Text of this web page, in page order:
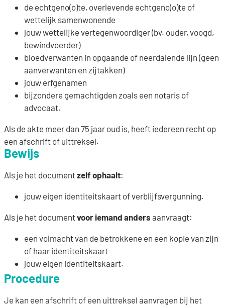
de echtgeno(o)te, overlevende echtgeno(o)te of
wettelijk samenwonende
jouw wettelijke vertegenwoordiger (bv. ouder, voogd,
bewindvoerder)
bloedverwanten in opgaande of neerdalende lijn (geen
aanverwanten en zijtakken)
jouw erfgenamen
bijzondere gemachtigden zoals een notaris of
advocaat.
Als de akte meer dan 75 jaar oud is, heeft iedereen recht op
een afschrift of uittreksel.
Bewijs
Als je het documentzelf ophaalt:
jouw eigen identiteitskaart of verblijfsvergunning.
Als je het documentvoor iemand anders aanvraagt:
een volmacht van de betrokkene en een kopie van zijn
of haar identiteitskaart
jouw eigen identiteitskaart.
Procedure
Je kan een afschrift of een uittreksel aanvragen bij het